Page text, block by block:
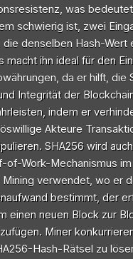
was
schwierig ist, zwei
die denselben Hash-Wert
macht ihn ideal für den
da er hilft, die
Integrität der
indem er
Akteure
SHA256 wird
of-Work-Mechanismus
Mining verwendet, wo er
bestimmt, der
einen neuen Block zur
Miner
Hash-Rätsel zu